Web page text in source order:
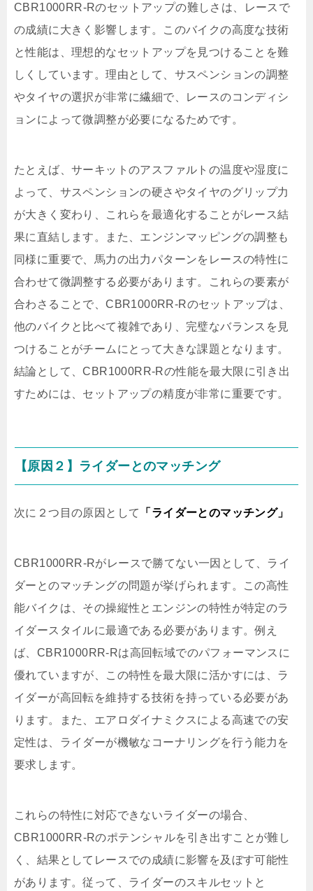
CBR1000RR-Rのセットアップの難しさは、レースで
の成績に大きく影響します。このバイクの高度な技術
と性能は、理想的なセットアップを見つけることを難
しくしています。理由として、サスペンションの調整
やタイヤの選択が非常に繊細で、レースのコンディシ
ョンによって微調整が必要になるためです。
たとえば、サーキットのアスファルトの温度や湿度に
よって、サスペンションの硬さやタイヤのグリップ力
が大きく変わり、これらを最適化することがレース結
果に直結します。また、エンジンマッピングの調整も
同様に重要で、馬力の出力パターンをレースの特性に
合わせて微調整する必要があります。これらの要素が
合わさることで、CBR1000RR-Rのセットアップは、
他のバイクと比べて複雑であり、完璧なバランスを見
つけることがチームにとって大きな課題となります。
結論として、CBR1000RR-Rの性能を最大限に引き出
すためには、セットアップの精度が非常に重要です。
【原因２】ライダーとのマッチング
次に２つ目の原因として 「ライダーとのマッチング」
CBR1000RR-Rがレースで勝てない一因として、ライ
ダーとのマッチングの問題が挙げられます。この高性
能バイクは、その操縦性とエンジンの特性が特定のラ
イダースタイルに最適である必要があります。例え
ば、CBR1000RR-Rは高回転域でのパフォーマンスに
優れていますが、この特性を最大限に活かすには、ラ
イダーが高回転を維持する技術を持っている必要があ
ります。また、エアロダイナミクスによる高速での安
定性は、ライダーが機敏なコーナリングを行う能力を
要求します。
これらの特性に対応できないライダーの場合、
CBR1000RR-Rのポテンシャルを引き出すことが難し
く、結果としてレースでの成績に影響を及ぼす可能性
があります。従って、ライダーのスキルセットと